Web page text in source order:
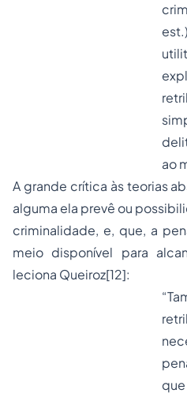
ao
A grande crítica às teorias
alguma ela prevê ou
criminalidade, e, que, a
meio disponível para
leciona Queiroz[12]: